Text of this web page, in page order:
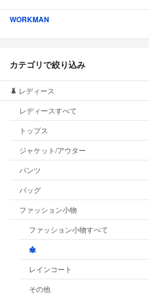
WORKMAN
カテゴリで絞り込み
レディース
レディースすべて
トップス
ジャケット/アウター
パンツ
バッグ
ファッション小物
ファッション小物すべて
傘
レインコート
その他